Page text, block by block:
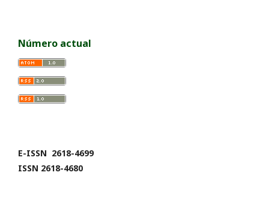
Número actual
E-ISSN 2618-4699
ISSN 2618-4680